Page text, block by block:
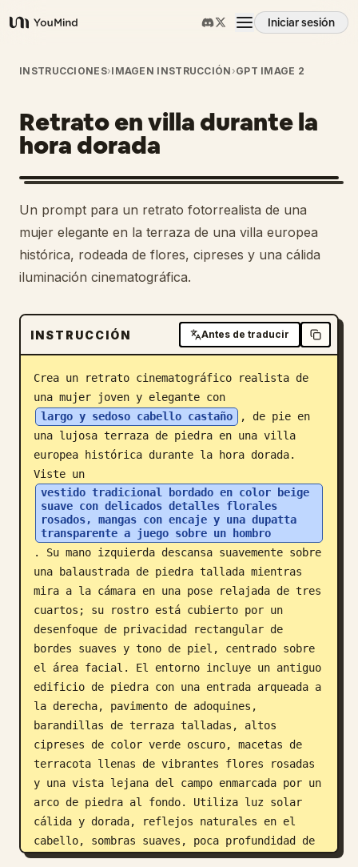
YouMind
Iniciar sesión
Resumen
Casos de uso
Habilidades
Prompts
Precios
Descargar
Blog
Actualizaciones
INSTRUCCIONES›IMAGEN INSTRUCCIÓN ›GPT IMAGE 2
Retrato en villa durante la
hora dorada
Un prompt para un retrato fotorrealista de una
mujer elegante en la terraza de una villa europea
histórica, rodeada de flores, cipreses y una cálida
iluminación cinematográfica.
INSTRUCCIÓN Antes de traducir
Crea un retrato cinematográfico realista de
una mujer joven y elegante con
largo y sedoso cabello castaño
, de pie en
una lujosa terraza de piedra en una villa
europea histórica durante la hora dorada.
Viste un
vestido tradicional bordado en color beige
suave con delicados detalles florales
rosados, mangas con encaje y una dupatta
transparente a juego sobre un hombro
. Su mano izquierda descansa suavemente sobre
una balaustrada de piedra tallada mientras
mira a la cámara en una pose relajada de tres
cuartos; su rostro está cubierto por un
desenfoque de privacidad rectangular de
bordes suaves y tono de piel, centrado sobre
el área facial. El entorno incluye un antiguo
edificio de piedra con una entrada arqueada a
la derecha, pavimento de adoquines,
barandillas de terraza talladas, altos
cipreses de color verde oscuro, macetas de
terracota llenas de vibrantes flores rosadas
y una vista lejana del campo enmarcada por un
arco de piedra al fondo. Utiliza luz solar
cálida y dorada, reflejos naturales en el
cabello, sombras suaves, poca profundidad de
campo, una atmósfera romántica de villa